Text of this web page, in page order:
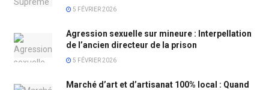
5 FÉVRIER 2026
Agression sexuelle sur mineure : Interpellation
de l’ancien directeur de la prison
5 FÉVRIER 2026
Marché d’art et d’artisanat 100% local : Quand